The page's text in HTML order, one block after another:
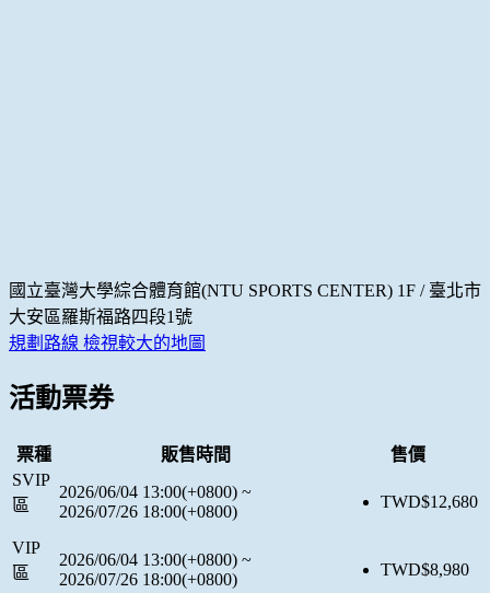
國立臺灣大學綜合體育館(NTU SPORTS CENTER) 1F / 臺北市
大安區羅斯福路四段1號
規劃路線 檢視較大的地圖
活動票券
票種 販售時間
售價
SVIP
區
2026/06/04 13:00(+0800) ~
2026/07/26 18:00(+0800)
TWD$12,680
VIP
區
2026/06/04 13:00(+0800) ~
2026/07/26 18:00(+0800)
TWD$8,980